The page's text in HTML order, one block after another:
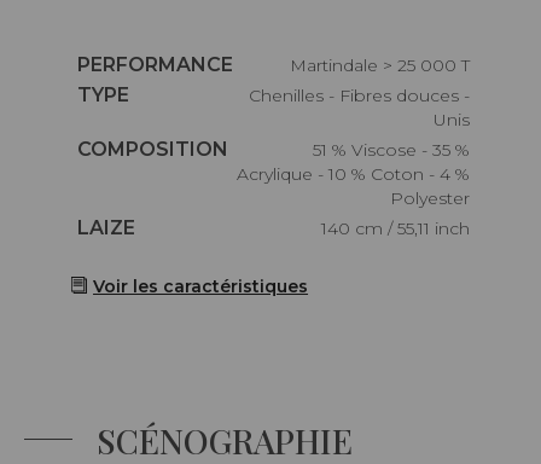
Caractéristiques
PERFORMANCE
Martindale > 25 000 T
Caractéristiques
TYPE
Chenilles - Fibres douces -
Unis
Caractéristiques
COMPOSITION
51 % Viscose - 35 %
Acrylique - 10 % Coton - 4 %
Polyester
Caractéristiques
LAIZE 140 cm / 55,11 inch
Voir les caractéristiques
SCÉNOGRAPHIE